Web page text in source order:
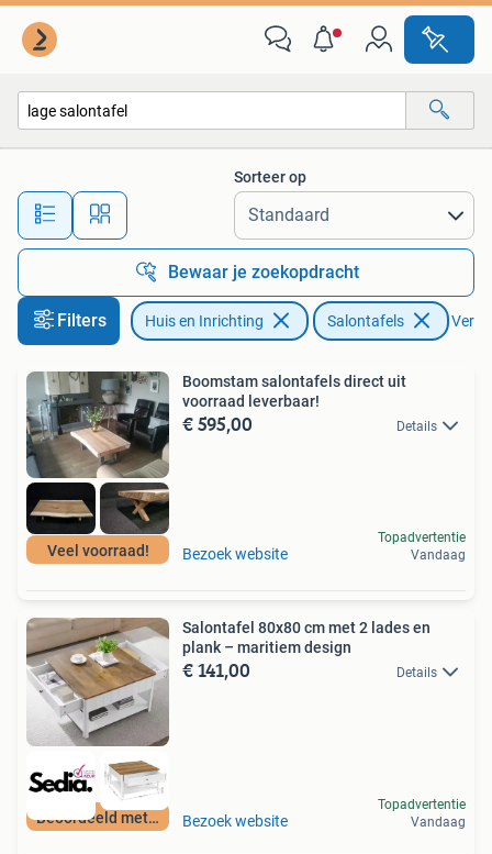
Alle afstanden…
Sorteer op
Bewaar je zoekopdracht
Filters Huis en Inrichting Salontafels
Veel voorraad!
Boomstam salontafels direct uit
voorraad leverbaar!
€ 595,00 Details
Bezoek website
Topadvertentie
Vandaag
Beoordeeld met 9+
Salontafel 80x80 cm met 2 lades en
plank – maritiem design
€ 141,00 Details
Bezoek website
Topadvertentie
Vandaag